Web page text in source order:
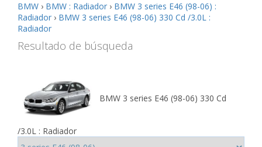
BMW › BMW : Radiador › BMW 3 series E46 (98-06) :
Radiador › BMW 3 series E46 (98-06) 330 Cd /3.0L :
Radiador
Resultado de búsqueda
BMW 3 series E46 (98-06) 330 Cd
/3.0L : Radiador